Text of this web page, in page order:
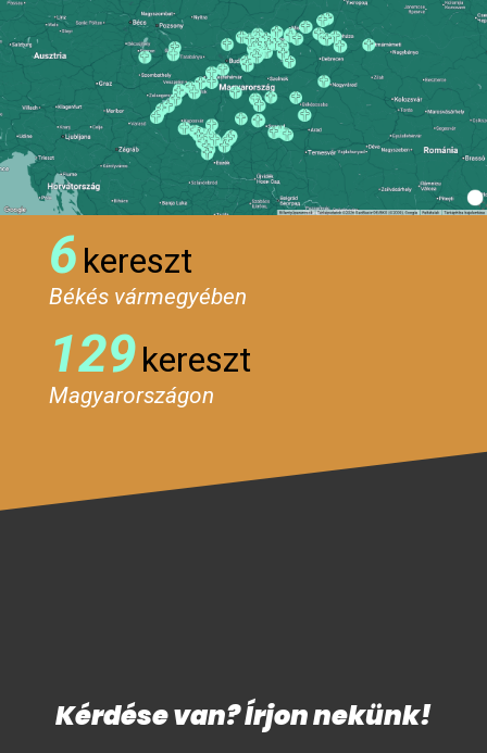
6 kereszt
Békés vármegyében
129kereszt
Magyarországon
Kérdése van? Írjon nekünk!